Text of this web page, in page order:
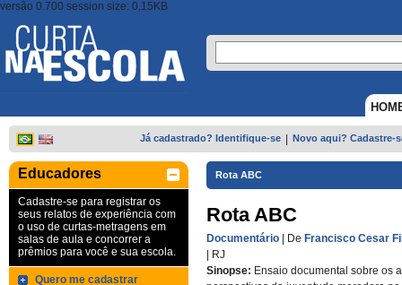
versão 0.700 session size: 0,15KB
Já cadastrado? Identifique-se Novo aqui? Cadastre-
Educadores
Cadastre-se para registrar os
seus relatos de experiência com
o uso de curtas-metragens em
salas de aula e concorrer a
prêmios para você e sua escola.
Quero me cadastrar
Rota ABC
Rota ABC
Documentário | De Francisco Cesar
RJ
Sinopse: Ensaio documental sobre os